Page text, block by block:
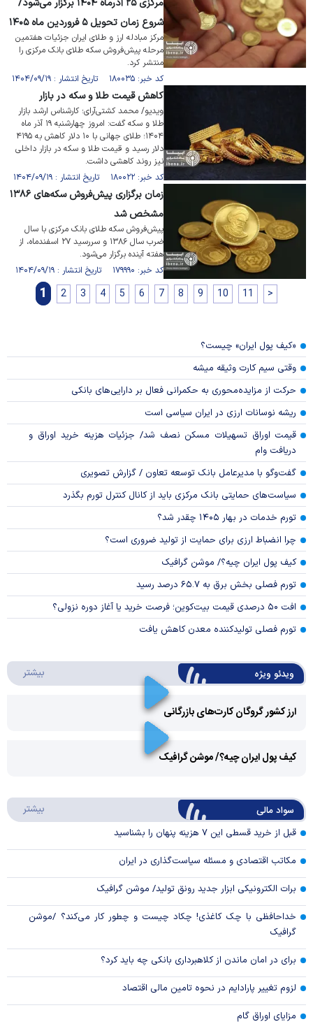
مرکزی ۲۵ آذرماه ۱۴۰۴ برگزار می‌شود/
شروع زمان تحویل ۵ فروردین ماه ۱۴۰۵
مرکز مبادله ارز و طلای ایران جزئیات هفتمین
مرحله پیش‌فروش سکه طلای بانک مرکزی را
منتشر کرد.
کد خبر: ۱۸۰۰۳۵ تاریخ انتشار : ۱۴۰۴/۰۹/۱۹
کاهش قیمت طلا و سکه در بازار
ویدیو/ محمد کشتی‌آرای؛ کارشناس ارشد بازار
طلا و سکه گفت: امروز چهارشنبه ۱۹ آذر ماه
۱۴۰۴؛ طلای جهانی با ۱۰ دلار کاهش به ۴۱۹۵
دلار رسید و قیمت طلا و سکه در بازار داخلی
نیز روند کاهشی داشت.
کد خبر: ۱۸۰۰۲۲ تاریخ انتشار : ۱۴۰۴/۰۹/۱۹
زمان برگزاری پیش‌فروش سکه‌های ۱۳۸۶
مشخص شد
پیش‌فروش سکه طلای بانک مرکزی با سال
ضرب سال ۱۳۸۶ و سررسید ۲۷ اسفندماه، از
هفته آینده برگزار می‌شود.
کد خبر: ۱۷۹۹۹۰ تاریخ انتشار : ۱۴۰۴/۰۹/۱۹
1 2 3 4 5 6 7 8 9 10 11 >
«کیف پول ایران» چیست؟
وقتی سیم کارت وثیقه میشه
حرکت از مزایده‌محوری به حکمرانی فعال بر دارایی‌های بانکی
ریشه نوسانات ارزی در ایران سیاسی است
قیمت اوراق تسهیلات مسکن نصف شد/ جزئیات هزینه خرید اوراق و
دریافت وام
گفت‌وگو با مدیرعامل بانک توسعه تعاون / گزارش تصویری
سیاست‌های حمایتی بانک مرکزی باید از کانال کنترل تورم بگذرد
تورم خدمات در بهار ۱۴۰۵ چقدر شد؟
چرا انضباط ارزی برای حمایت از تولید ضروری است؟
کیف پول ایران چیه؟/ موشن گرافیک
تورم فصلی بخش برق به ۶۵.۷ درصد رسید
افت ۵۰ درصدی قیمت بیت‌کوین؛ فرصت خرید یا آغاز دوره نزولی؟
تورم فصلی تولیدکننده معدن کاهش یافت
ویدئو ویژه بیشتر
ارز کشور گروگان کارت‌های بازرگانی
Video
کیف پول ایران چیه؟/ موشن گرافیک
سواد مالی بیشتر
قبل از خرید قسطی این ۷ هزینه پنهان را بشناسید
مکاتب اقتصادی و مسئله سیاست‌گذاری در ایران
برات الکترونیکی ابزار جدید رونق تولید/ موشن گرافیک
خداحافظی با چک کاغذی! چکاد چیست و چطور کار می‌کند؟ /موشن
گرافیک
برای در امان ماندن از کلاهبرداری بانکی چه باید کرد؟
لزوم تغییر پارادایم در نحوه تامین مالی اقتصاد
مزایای اوراق گام